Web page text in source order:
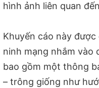
hình ảnh liên quan
Khuyến cáo này
ninh mạng nhắm vào
bao gồm một thông
– trông giống như